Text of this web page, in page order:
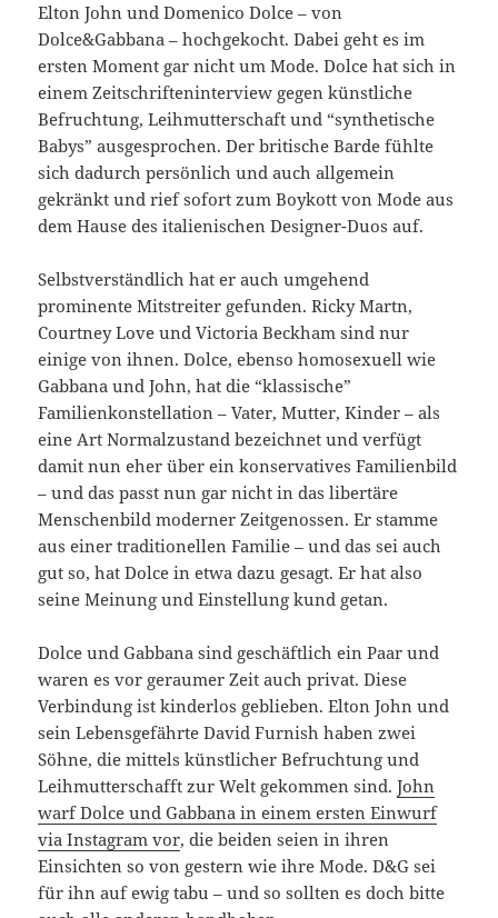
Elton John und Domenico Dolce – von
Dolce&Gabbana – hochgekocht. Dabei geht es im
ersten Moment gar nicht um Mode. Dolce hat sich in
einem Zeitschrifteninterview gegen künstliche
Befruchtung, Leihmutterschaft und “synthetische
Babys” ausgesprochen. Der britische Barde fühlte
sich dadurch persönlich und auch allgemein
gekränkt und rief sofort zum Boykott von Mode aus
dem Hause des italienischen Designer-Duos auf.
Selbstverständlich hat er auch umgehend
prominente Mitstreiter gefunden. Ricky Martn,
Courtney Love und Victoria Beckham sind nur
einige von ihnen. Dolce, ebenso homosexuell wie
Gabbana und John, hat die “klassische”
Familienkonstellation – Vater, Mutter, Kinder – als
eine Art Normalzustand bezeichnet und verfügt
damit nun eher über ein konservatives Familienbild
– und das passt nun gar nicht in das libertäre
Menschenbild moderner Zeitgenossen. Er stamme
aus einer traditionellen Familie – und das sei auch
gut so, hat Dolce in etwa dazu gesagt. Er hat also
seine Meinung und Einstellung kund getan.
Dolce und Gabbana sind geschäftlich ein Paar und
waren es vor geraumer Zeit auch privat. Diese
Verbindung ist kinderlos geblieben. Elton John und
sein Lebensgefährte David Furnish haben zwei
Söhne, die mittels künstlicher Befruchtung und
Leihmutterschafft zur Welt gekommen sind.John
warf Dolce und Gabbana in einem ersten Einwurf
via Instagram vor, die beiden seien in ihren
Einsichten so von gestern wie ihre Mode. D&G sei
für ihn auf ewig tabu – und so sollten es doch bitte